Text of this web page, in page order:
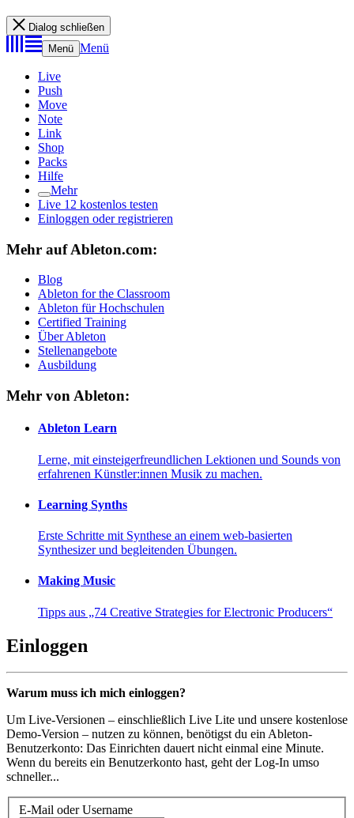
Dialog schließen
Menü Menü
Live
Push
Move
Note
Link
Shop
Packs
Hilfe
Mehr
Live 12 kostenlos testen
Einloggen oder registrieren
Mehr auf Ableton.com:
Blog
Ableton for the Classroom
Ableton für Hochschulen
Certified Training
Über Ableton
Stellenangebote
Ausbildung
Mehr von Ableton:
Ableton Learn
Lerne, mit einsteigerfreundlichen Lektionen und Sounds von
erfahrenen Künstler:innen Musik zu machen.
Learning Synths
Erste Schritte mit Synthese an einem web-basierten
Synthesizer und begleitenden Übungen.
Making Music
Tipps aus „74 Creative Strategies for Electronic Producers“
Einloggen
Warum muss ich mich einloggen?
Um Live-Versionen – einschließlich Live Lite und unsere kostenlose
Demo-Version – nutzen zu können, benötigst du ein Ableton-
Benutzerkonto: Das Einrichten dauert nicht einmal eine Minute.
Wenn du bereits ein Benutzerkonto hast, geht der Log-In umso
schneller...
E-Mail oder Username